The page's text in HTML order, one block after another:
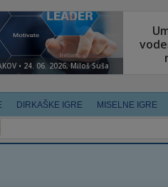
DIRKAŠKE IGRE MISELNE IGRE